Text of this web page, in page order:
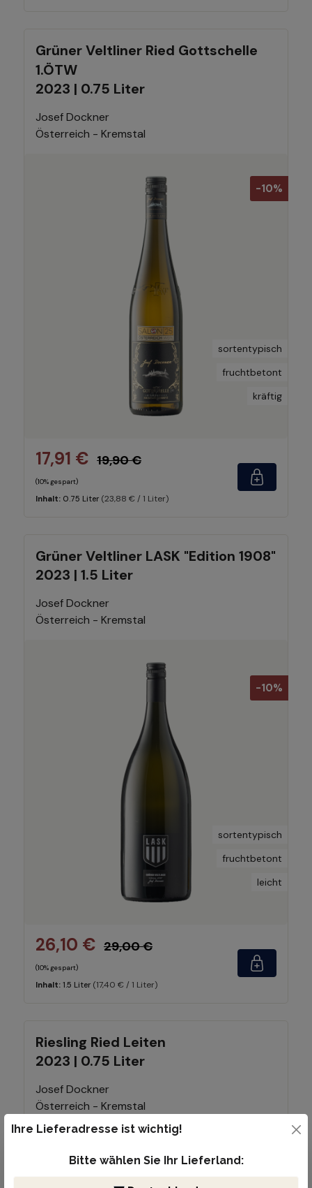
Grüner Veltliner Ried Gottschelle
1.ÖTW
2023 | 0.75 Liter
Josef Dockner
Österreich - Kremstal
-10%
sortentypisch
fruchtbetont
kräftig
17,91 € 19,90 €
(10% gespart)
Inhalt: 0.75 Liter (23,88 € / 1 Liter)
Grüner Veltliner LASK "Edition 1908"
2023 | 1.5 Liter
Josef Dockner
Österreich - Kremstal
-10%
sortentypisch
fruchtbetont
leicht
26,10 € 29,00 €
(10% gespart)
Inhalt: 1.5 Liter (17,40 € / 1 Liter)
Riesling Ried Leiten
2023 | 0.75 Liter
Josef Dockner
Österreich - Kremstal
-10%
Ihre Lieferadresse ist wichtig!
Bitte wählen Sie Ihr Lieferland: